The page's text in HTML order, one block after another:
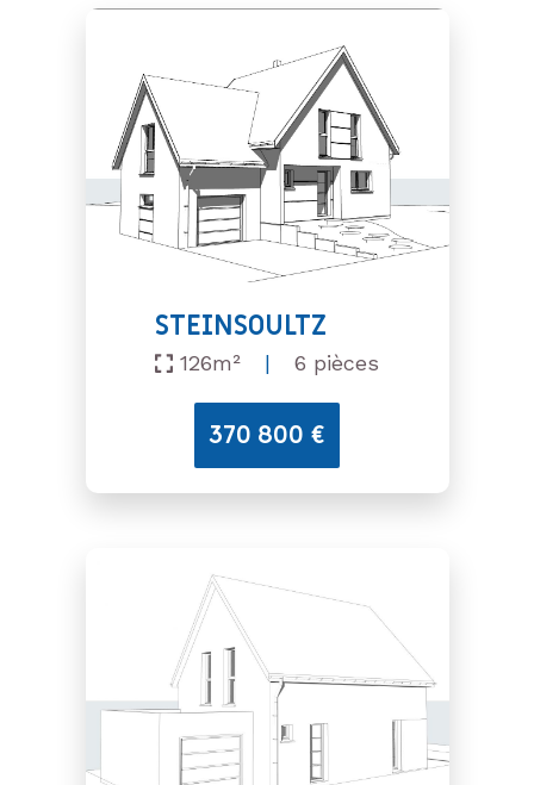
STEINSOULTZ
126m² | 6 pièces
370 800 €